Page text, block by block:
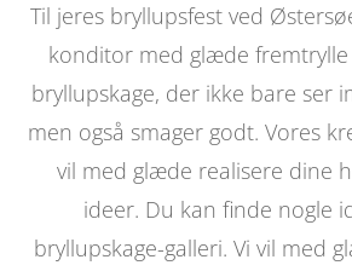
Til jeres bryllupsfest ved
konditor med glæde
bryllupskage, der ikke bare ser
men også smager godt. Vores
vil med glæde realisere dine
ideer. Du kan finde nogle
bryllupskage-galleri. Vi vil med